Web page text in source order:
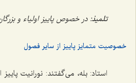
تلمیذ:در خصوص پاییز اولیاء و
خصوصیت متمایز پاییز از سایر فصول
استاد: بله، مى‌گفتند: نورانیت